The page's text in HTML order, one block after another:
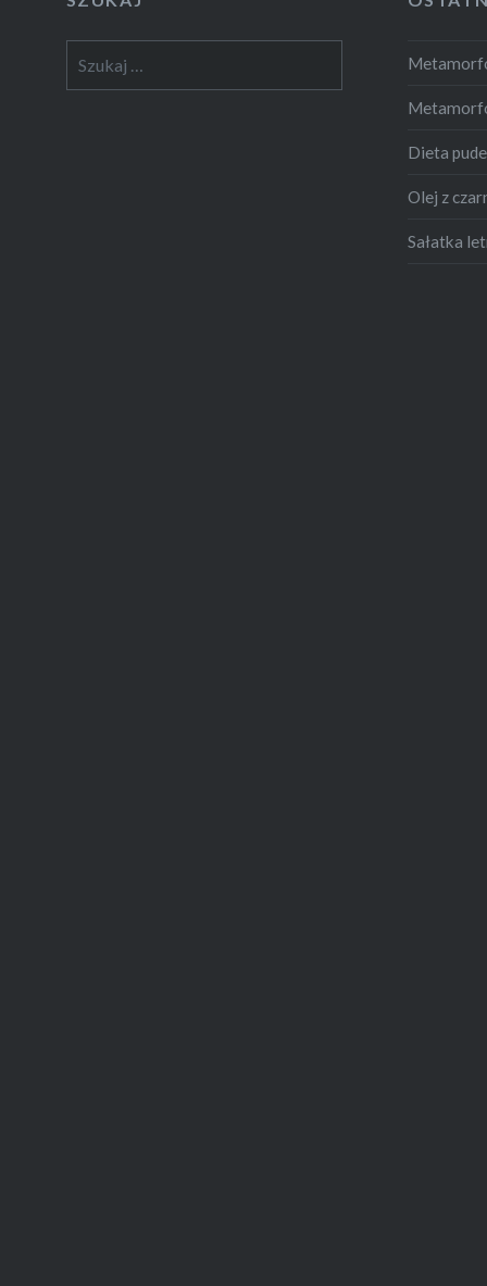
Dieta
Olej z
Sałatka